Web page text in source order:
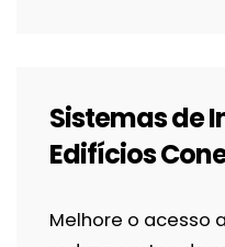
Sistemas de
Edifícios
Melhore o acesso